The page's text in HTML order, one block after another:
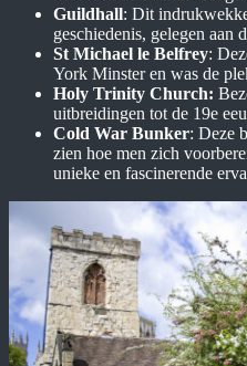
Guildhall: Dit
geschiedenis, gelegen aan
St Michael le Belfrey:
York Minster en was de
Holy Trinity Church:
uitbreidingen tot de 19e
Cold War Bunker: Deze
zien hoe men zich
unieke en fascinerende